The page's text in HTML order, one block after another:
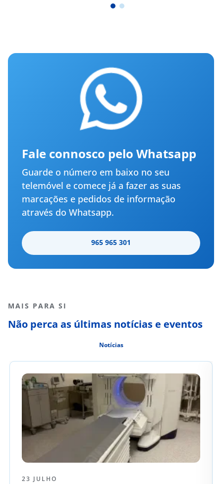
Fale connosco pelo Whatsapp
Guarde o número em baixo no seu
telemóvel e comece já a fazer as suas
marcações e pedidos de informação
através do Whatsapp.
965 965 301
MAIS PARA SI
Não perca as últimas notícias e eventos
Notícias
23 JULHO